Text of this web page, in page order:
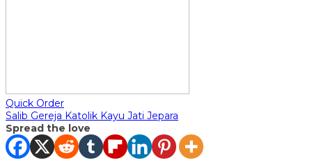
Quick Order
Salib Gereja Katolik Kayu Jati Jepara
Spread the love